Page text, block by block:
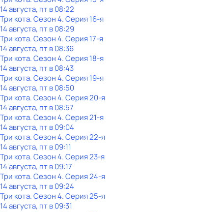
14 августа, пт в 08:22
Три кота. Сезон 4. Серия 16-я
14 августа, пт в 08:29
Три кота. Сезон 4. Серия 17-я
14 августа, пт в 08:36
Три кота. Сезон 4. Серия 18-я
14 августа, пт в 08:43
Три кота. Сезон 4. Серия 19-я
14 августа, пт в 08:50
Три кота. Сезон 4. Серия 20-я
14 августа, пт в 08:57
Три кота. Сезон 4. Серия 21-я
14 августа, пт в 09:04
Три кота. Сезон 4. Серия 22-я
14 августа, пт в 09:11
Три кота. Сезон 4. Серия 23-я
14 августа, пт в 09:17
Три кота. Сезон 4. Серия 24-я
14 августа, пт в 09:24
Три кота. Сезон 4. Серия 25-я
14 августа, пт в 09:31